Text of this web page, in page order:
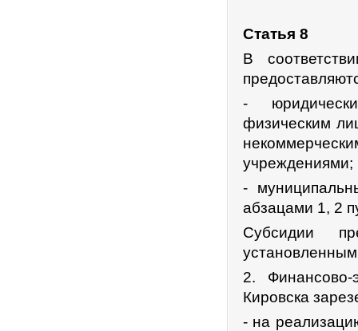
Статья 8
В
-
физическим
учреждениями;
-
абзацами 1, 2
Субсидии
2. Финансово-
Кировска
- на